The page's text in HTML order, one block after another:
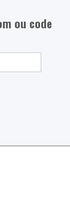
ou code